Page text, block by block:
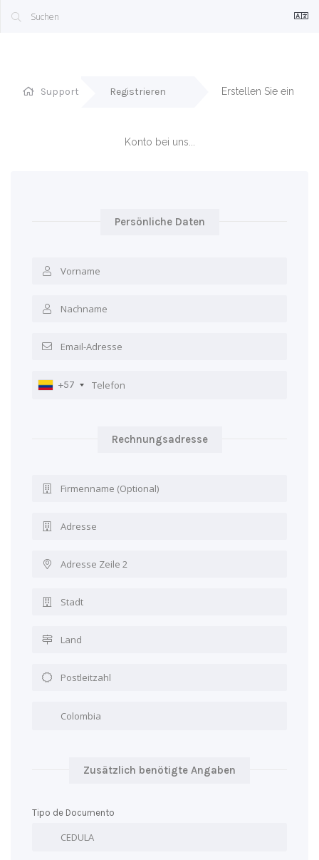
Support Registrieren Erstellen Sie ein
Konto bei uns...
Persönliche Daten
+57
Rechnungsadresse
Zusätzlich benötigte Angaben
Tipo de Documento